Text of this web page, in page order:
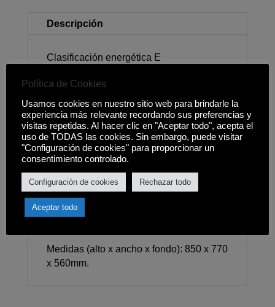
Descripción
Clasificación energética E
Dentro de un rango energético A -> G.
Consumo energético: 200kWh/año.
Capacidad neta 198L.
Control Display.
Cesta Interior.
Súper congelación.
Medidas (alto x ancho x fondo): 850 x 770
x 560mm.
Política de Cookies
Usamos cookies en nuestro sitio web para brindarle la
experiencia más relevante recordando sus preferencias y
visitas repetidas. Al hacer clic en "Aceptar todo", acepta el
uso de TODAS las cookies. Sin embargo, puede visitar
"Configuración de cookies" para proporcionar un
consentimiento controlado.
Configuración de cookies Rechazar todo
Aceptar todo